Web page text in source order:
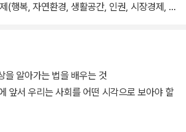
(행복, 자연환경, 생활공간, 인권, 시장경제, 사
관련된 개념을 한눈에 알 수 있도록 구성했으
서 접할 수 있는 풍부한 사례와 읽을거리를 통
민해 볼 수 있는 계기를 제공한다.
을 알아가는 법을 배우는 것
앞서 우리는 사회를 어떤 시각으로 보아야 할